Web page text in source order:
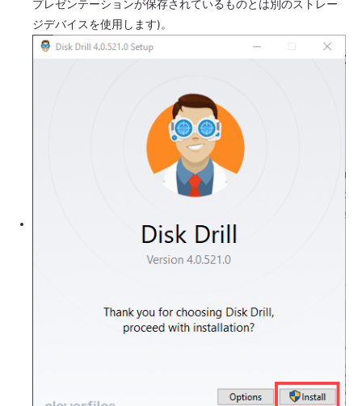
プレゼンテーションが保存されているものとは別のストレー
ジデバイスを使用します)。